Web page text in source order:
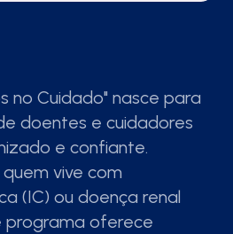
no Cuidado" nasce para
doentes e cuidadores
e confiante.
vive com
(IC) ou doença renal
programa oferece